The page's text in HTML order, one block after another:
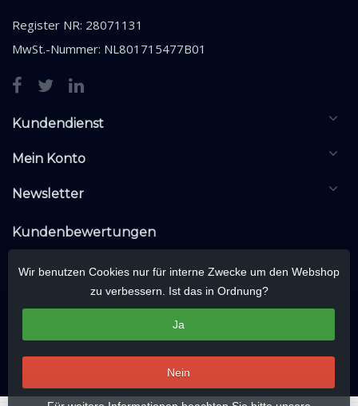
Register NR: 28071131
MwSt.-Nummer: NL801715477B01
Kundendienst
Mein Konto
Newsletter
Kundenbewertungen
Wir benutzen Cookies nur für interne Zwecke um den Webshop
zu verbessern. Ist das in Ordnung?
Ja
Nein